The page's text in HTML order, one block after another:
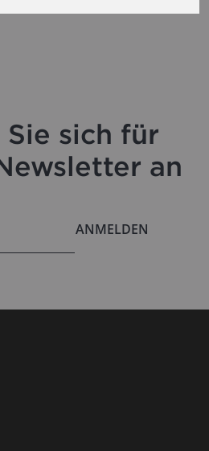
Sie sich für
an
ANMELDEN